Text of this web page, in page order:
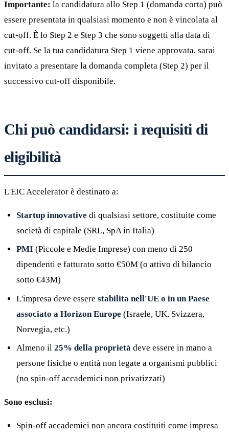
Importante: la candidatura allo Step 1 (domanda corta) può
essere presentata in qualsiasi momento e non è vincolata al
cut-off. È lo Step 2 e Step 3 che sono soggetti alla data di
cut-off. Se la tua candidatura Step 1 viene approvata, sarai
invitato a presentare la domanda completa (Step 2) per il
successivo cut-off disponibile.
Chi può candidarsi: i requisiti di
eligibilità
L'EIC Accelerator è destinato a:
Startup innovative di qualsiasi settore, costituite come
società di capitale (SRL, SpA in Italia)
PMI (Piccole e Medie Imprese) con meno di 250
dipendenti e fatturato sotto €50M (o attivo di bilancio
sotto €43M)
L'impresa deve essere stabilita nell'UE o in un Paese
associato a Horizon Europe (Israele, UK, Svizzera,
Norvegia, etc.)
Almeno il 25% della proprietà deve essere in mano a
persone fisiche o entità non legate a organismi pubblici
(no spin-off accademici non privatizzati)
Sono esclusi:
Spin-off accademici non ancora costituiti come impresa